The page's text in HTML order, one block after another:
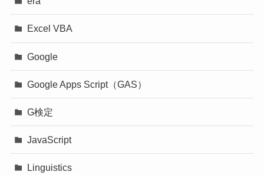
Excel VBA
Google
Google Apps Script（GAS）
G検定
JavaScript
Linguistics